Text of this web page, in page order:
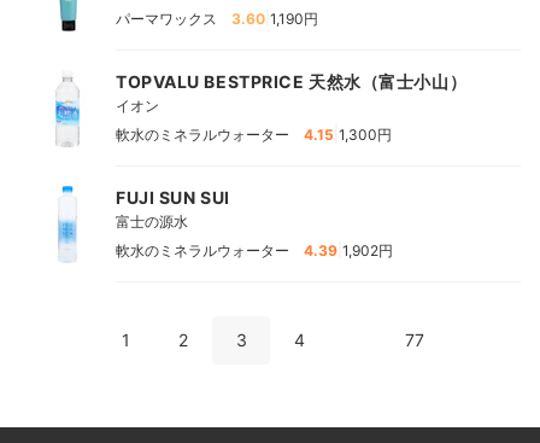
パーマワックス
3.60 1,190円
TOPVALU BESTPRICE 天然水（富士小山）
イオン
軟水のミネラルウォーター
4.15 1,300円
FUJI SUN SUI
富士の源水
軟水のミネラルウォーター
4.39 1,902円
1 2 3 4 77